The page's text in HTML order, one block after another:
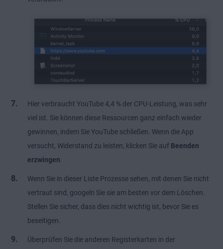
Hier verbraucht YouTube 4,4 % der CPU-Leistung, was sehr
viel ist. Sie können diese Ressourcen ganz einfach wieder
gewinnen, indem Sie YouTube schließen. Wenn die App
versucht, Widerstand zu leisten, klicken Sie auf Beenden
erzwingen
Wenn Sie in dieser Liste Prozesse sehen, mit denen Sie nicht
vertraut sind, googeln Sie sie am besten vor dem Löschen.
Stellen Sie sicher, dass dies nicht wichtig ist, bevor Sie es
beseitigen.
Überprüfen Sie die anderen Registerkarten in der